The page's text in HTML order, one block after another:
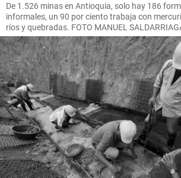
De 1.526 minas en Antioquia, solo hay 186
informales, un 90 por ciento trabaja con
ríos y quebradas. FOTO MANUEL